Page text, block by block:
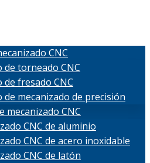
CNC
de torneado CNC
de fresado CNC
de mecanizado de precisión
mecanizado CNC
CNC de aluminio
CNC de acero inoxidable
CNC de latón